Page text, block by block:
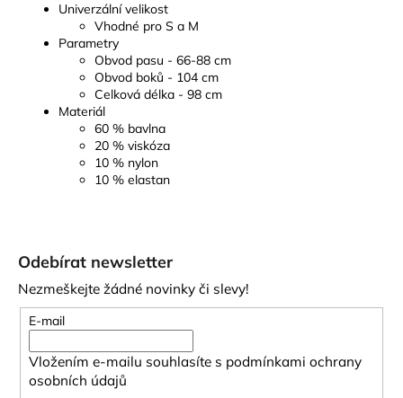
Univerzální velikost
Vhodné pro S a M
Parametry
Obvod pasu - 66-88 cm
Obvod boků - 104 cm
Celková délka - 98 cm
Materiál
60 % bavlna
20 % viskóza
10 % nylon
10 % elastan
Odebírat newsletter
Nezmeškejte žádné novinky či slevy!
E-mail
Vložením e-mailu souhlasíte s podmínkami ochrany
osobních údajů